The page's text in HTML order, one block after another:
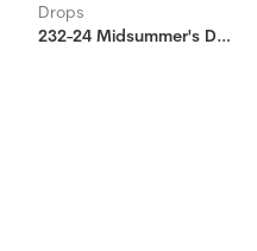
Drops
232-24 Midsummer's Day